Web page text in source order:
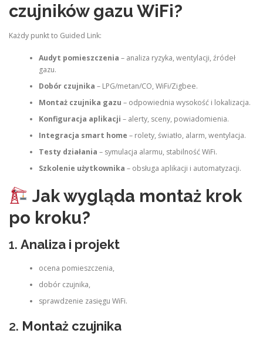
czujników gazu WiFi?
Każdy punkt to Guided Link:
Audyt pomieszczenia – analiza ryzyka, wentylacji, źródeł
gazu.
Dobór czujnika – LPG/metan/CO, WiFi/Zigbee.
Montaż czujnika gazu – odpowiednia wysokość i lokalizacja.
Konfiguracja aplikacji – alerty, sceny, powiadomienia.
Integracja smart home – rolety, światło, alarm, wentylacja.
Testy działania – symulacja alarmu, stabilność WiFi.
Szkolenie użytkownika – obsługa aplikacji i automatyzacji.
Jak wygląda montaż krok
po kroku?
1. Analiza i projekt
ocena pomieszczenia,
dobór czujnika,
sprawdzenie zasięgu WiFi.
2. Montaż czujnika